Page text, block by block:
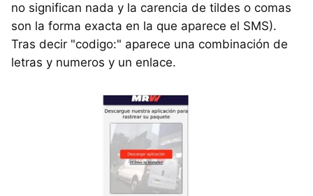
no significan nada y la carencia de tildes o comas
son la forma exacta en la que aparece el SMS).
Tras decir "codigo:" aparece una combinación de
letras y numeros y un enlace.